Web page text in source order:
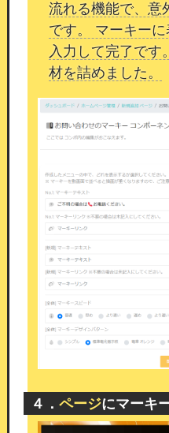
シンプルWP
シンプルWPコ
できるコンポーネント
ア、SEO記事、スタッ
WordPressとの違い
WordPressは多機能で
に学習コストがかかり
「シンプル」の名のと
能のみを厳選して実装
余分な設定や管理の手
テンツによる集客・情
ライターに嬉し
流れる機能で、意
です。 マーキー
入力して完了です
材を詰めました。
４． ページにマーキ